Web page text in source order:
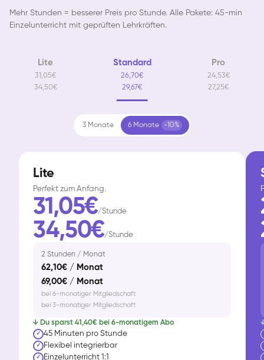
Mehr Stunden = besserer Preis pro Stunde. Alle Pakete: 45-min
Einzelunterricht mit geprüften Lehrkräften.
Lite
31,05€
34,50€
Standard
26,70€
29,67€
Pro
24,53€
27,25€
3 Monate 6 Monate -10%
Lite
Perfekt zum Anfang.
31,05€/Stunde
34,50€/Stunde
2 Stunden / Monat
62,10€ / Monat
69,00€ / Monat
bei 6-monatiger Mitgliedschaft
bei 3-monatiger Mitgliedschaft
↓ Du sparst 41,40€ bei 6-monatigem Abo
✓ 45 Minuten pro Stunde
✓ Flexibel integrierbar
✓ Einzelunterricht 1:1